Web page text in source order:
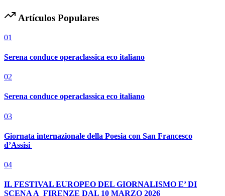
Artículos Populares
01
Serena conduce operaclassica eco italiano
02
Serena conduce operaclassica eco italiano
03
Giornata internazionale della Poesia con San Francesco
d’Assisi
04
IL FESTIVAL EUROPEO DEL GIORNALISMO E’ DI
SCENA A FIRENZE DAL 10 MARZO 2026